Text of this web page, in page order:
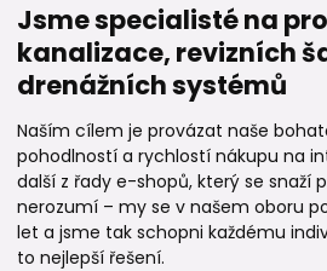
Jsme specialisté na
kanalizace, revizních
drenážních systémů
Naším cílem je provázat naše
pohodlností a rychlostí nákupu na
další z řady e-shopů, který se snaží
nerozumí – my se v našem oboru
let a jsme tak schopni každému
to nejlepší řešení.